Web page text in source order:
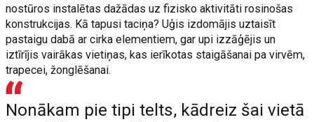
nostūros instalētas dažādas uz fizisko aktivitāti rosinošas
konstrukcijas. Kā tapusi taciņa? Uģis izdomājis uztaisīt
pastaigu dabā ar cirka elementiem, gar upi izzāģējis un
iztīrījis vairākas vietiņas, kas ierīkotas staigāšanai pa virvēm,
trapecei, žonglēšanai.
Nonākam pie tipi telts, kādreiz šai vietā